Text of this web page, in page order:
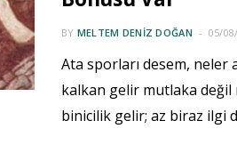
BY MELTEM DENIZ DOĞAN 05/
Ata sporları desem, neler
kalkan gelir mutlaka değil
binicilik gelir; az biraz ilgi